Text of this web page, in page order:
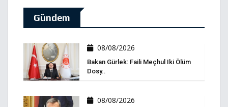
Gündem
08/08/2026
Bakan Gürlek: Faili Meçhul Iki Ölüm
Dosy..
08/08/2026